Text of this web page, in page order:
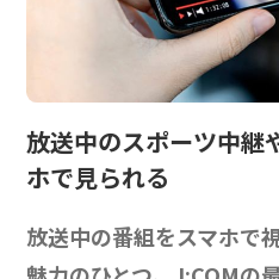
放送中のスポーツ中継
ホで見られる
放送中の番組をスマホで